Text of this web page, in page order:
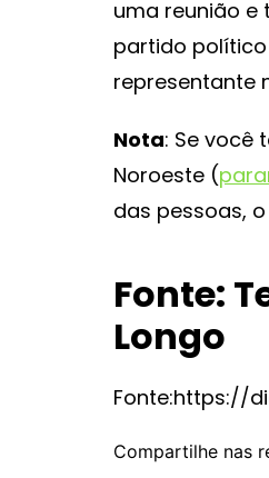
uma reunião e
partido
representante
Nota: Se você
Noroeste (
das pessoas,
Fonte:
Longo
Fonte:https://
Compartilhe nas